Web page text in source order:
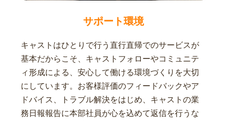
サポート環境
キャストはひとりで行う直行直帰でのサービスが
基本だからこそ、キャストフォローやコミュニテ
ィ形成による、安心して働ける環境づくりを大切
にしています。お客様評価のフィードバックやア
ドバイス、トラブル解決をはじめ、キャストの業
務日報報告に本部社員が心を込めて返信を行うな